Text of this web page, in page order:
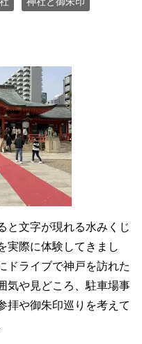
と文字が現れる水みくじ
実際に体験してきまし
ドライブで神戸を訪れた
気や見どころ、駐車場事
拝や御朱印巡りを考えて